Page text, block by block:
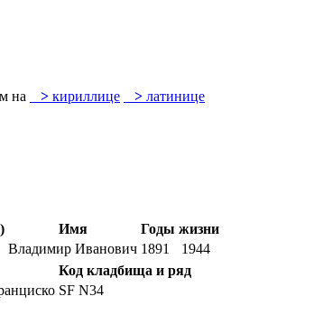
на
> кириллице > латинице
Имя
Годы жизни
Владимир Иванович 1891
1944
Код кладбища и ряд
SF N34